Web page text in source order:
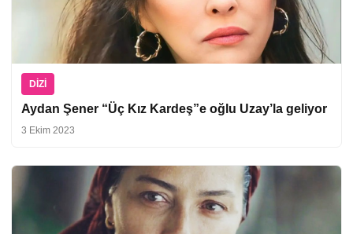
DIZI
Aydan Şener “Üç Kız Kardeş”e oğlu Uzay’la geliyor
3 Ekim 2023